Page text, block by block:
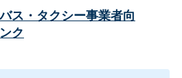
ス・タクシー事業者向
ク